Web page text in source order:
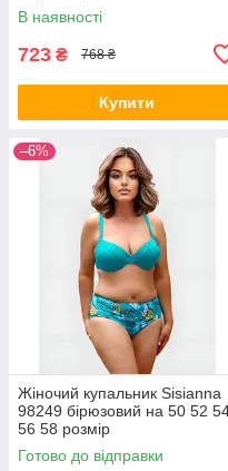
В наявності
723 ₴ 768 ₴
Купити
–6%
Жіночий купальник Sisianna
98249 бірюзовий на 50 52
56 58 розмір
Готово до відправки